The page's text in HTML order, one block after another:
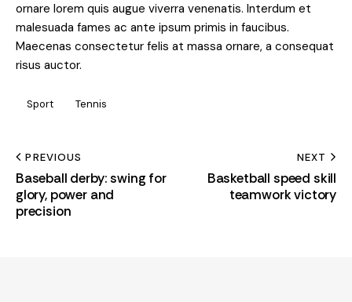
ornare lorem quis augue viverra venenatis. Interdum et
malesuada fames ac ante ipsum primis in faucibus.
Maecenas consectetur felis at massa ornare, a consequat
risus auctor.
Sport Tennis
PREVIOUS
Baseball derby: swing for
glory, power and
precision
NEXT
Basketball speed skill
teamwork victory